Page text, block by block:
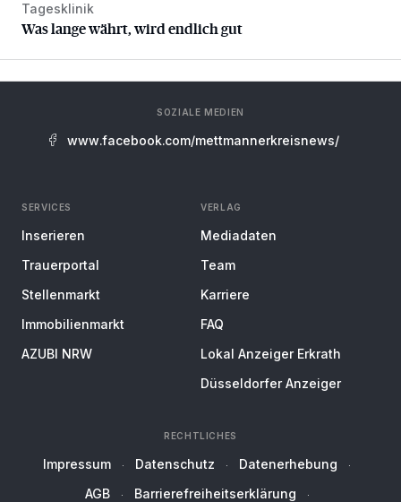
Was lange währt, wird endlich gut
Tagesklinik
Was lange währt, wird endlich gut
SOZIALE MEDIEN
www.facebook.com/mettmannerkreisnews/
SERVICES
Inserieren
Trauerportal
Stellenmarkt
Immobilienmarkt
AZUBI NRW
VERLAG
Mediadaten
Team
Karriere
FAQ
Lokal Anzeiger Erkrath
Düsseldorfer Anzeiger
RECHTLICHES
Impressum Datenschutz
Datenerhebung
AGB
Barrierefreiheitserklärung